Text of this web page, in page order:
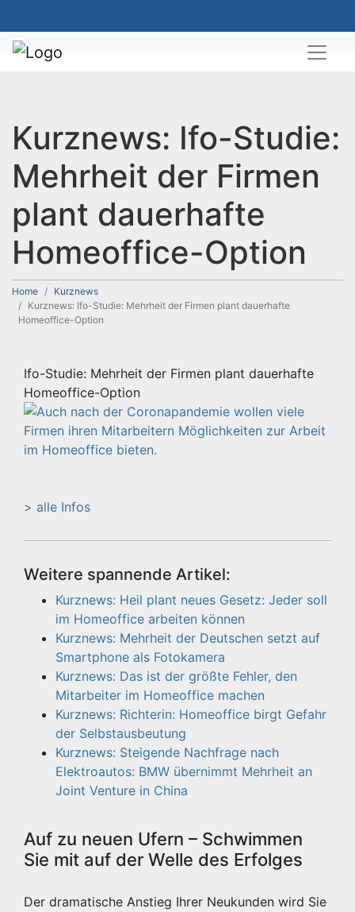
Kurznews: Ifo-Studie:
Mehrheit der Firmen
plant dauerhafte
Homeoffice-Option
Home
Kurznews
Kurznews: Ifo-Studie: Mehrheit der Firmen plant dauerhafte
Homeoffice-Option
Ifo-Studie: Mehrheit der Firmen plant dauerhafte
Homeoffice-Option
> alle Infos
Weitere spannende Artikel:
Kurznews: Heil plant neues Gesetz: Jeder soll
im Homeoffice arbeiten können
Kurznews: Mehrheit der Deutschen setzt auf
Smartphone als Fotokamera
Kurznews: Das ist der größte Fehler, den
Mitarbeiter im Homeoffice machen
Kurznews: Richterin: Homeoffice birgt Gefahr
der Selbstausbeutung
Kurznews: Steigende Nachfrage nach
Elektroautos: BMW übernimmt Mehrheit an
Joint Venture in China
Auf zu neuen Ufern – Schwimmen
Sie mit auf der Welle des Erfolges
Der dramatische Anstieg Ihrer Neukunden wird Sie